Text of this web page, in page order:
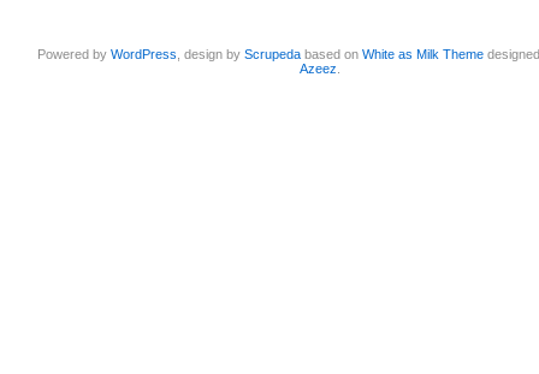
Powered byWordPress , design byScrupeda based onWhite as Milk Theme
Azeez